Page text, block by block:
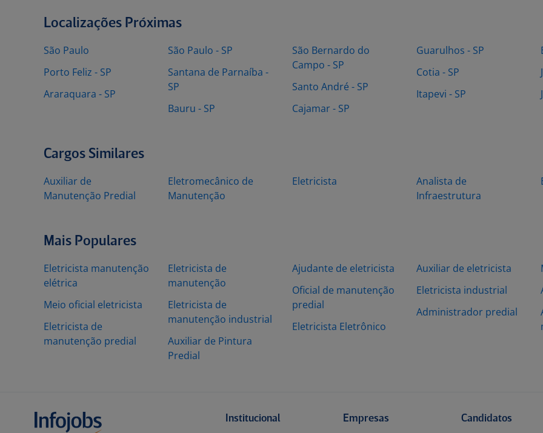
Localizações Próximas
São Paulo
Porto Feliz - SP
Araraquara - SP
São Paulo - SP
Santana de Parnaíba -
SP
Bauru - SP
São Bernardo do
Campo - SP
Santo André - SP
Cajamar - SP
Guarulhos - SP
Cotia - SP
Itapevi - SP
Cargos Similares
Auxiliar de
Manutenção Predial
Eletromecânico de
Manutenção
Eletricista
Analista de
Infraestrutura
Mais Populares
Eletricista manutenção
elétrica
Meio oficial eletricista
Eletricista de
manutenção predial
Eletricista de
manutenção
Eletricista de
manutenção industrial
Auxiliar de Pintura
Predial
Ajudante de eletricista
Oficial de manutenção
predial
Eletricista Eletrônico
Auxiliar de eletricista
Eletricista industrial
Administrador predial
Institucional Empresas Candidatos